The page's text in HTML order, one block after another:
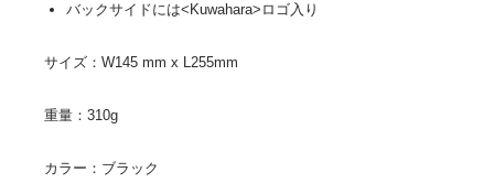
​バックサイドには<Kuwahara>ロゴ入り
サイズ：W145 mm x L255mm
重量：310g
カラー：ブラック